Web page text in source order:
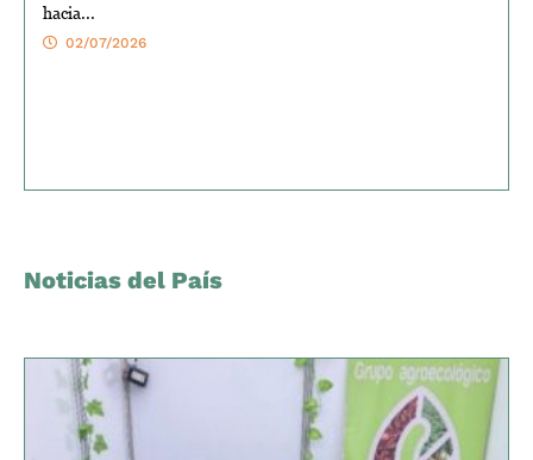
hacia...
02/07/2026
Noticias del País